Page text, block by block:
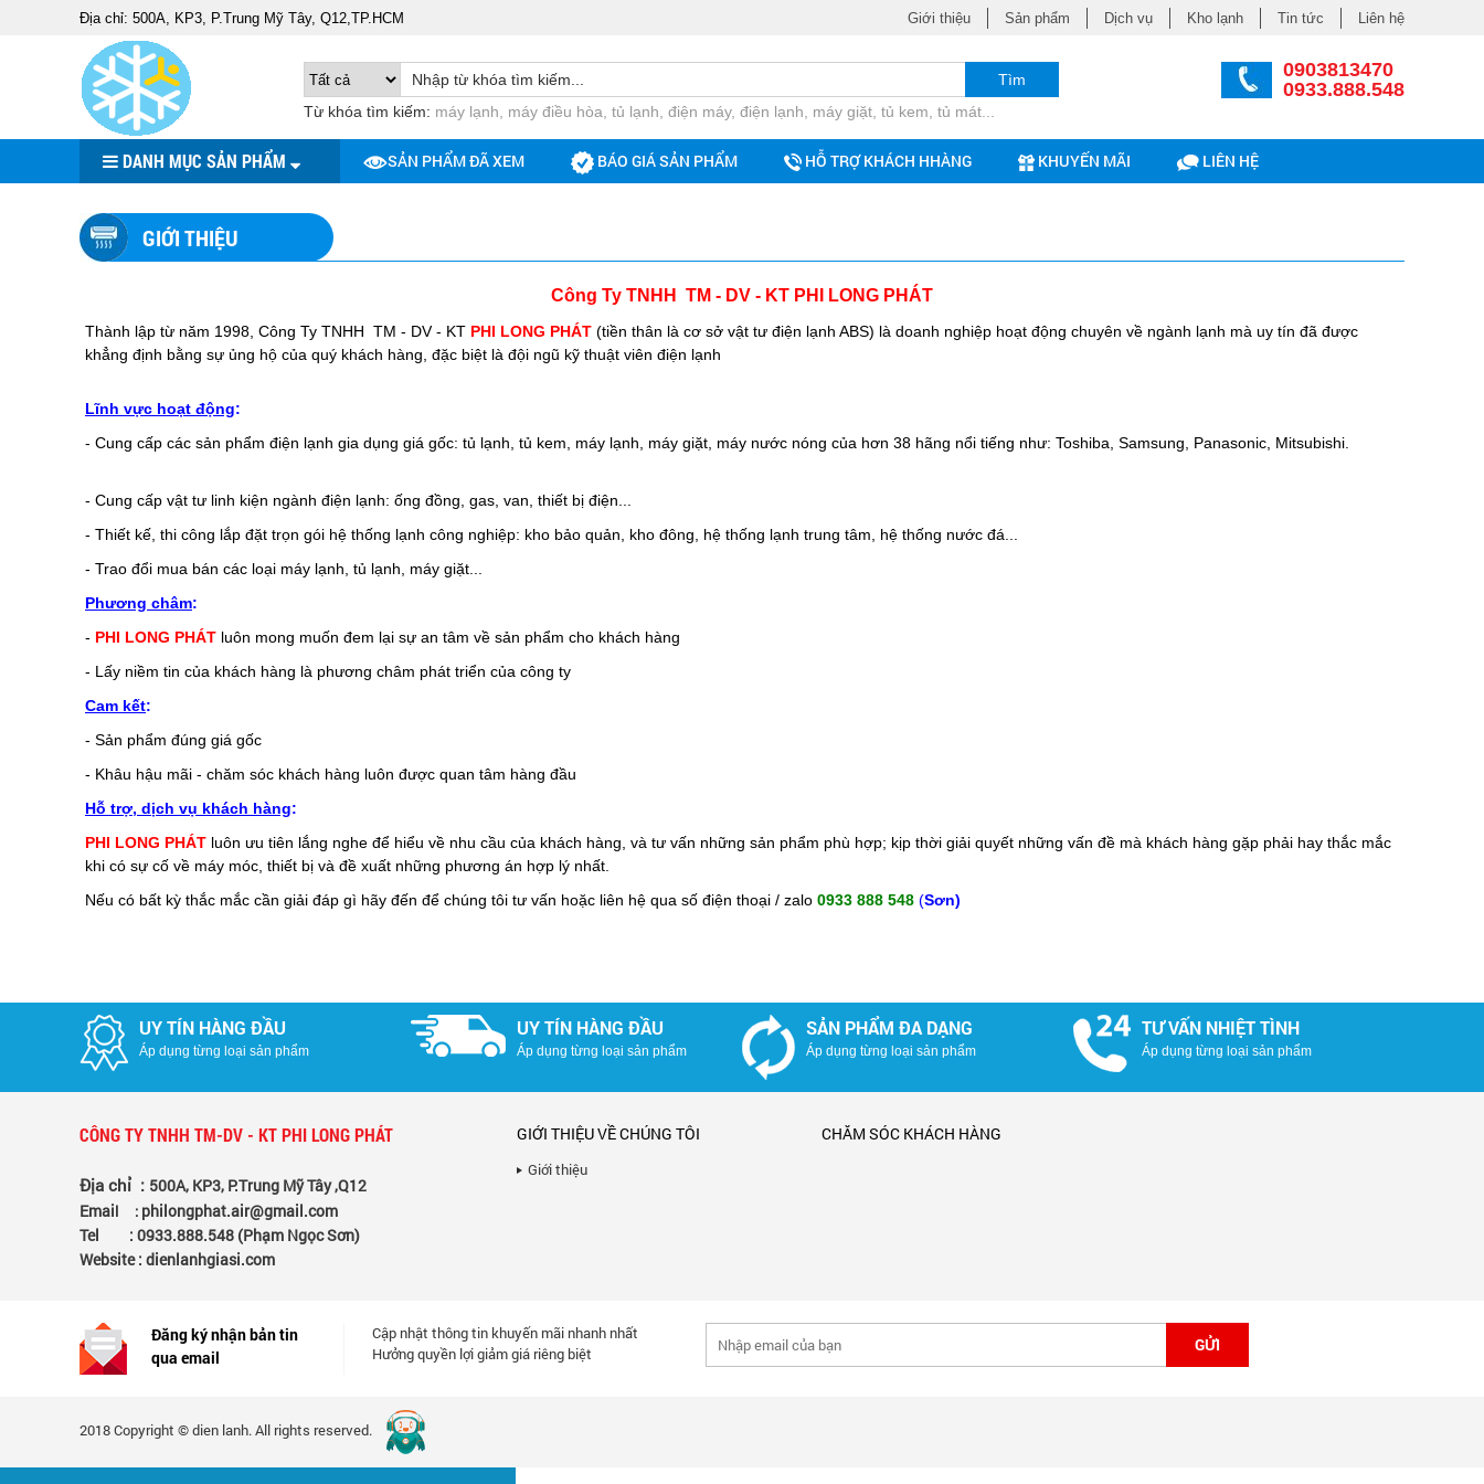
Địa chỉ: 500A, KP3, P.Trung Mỹ Tây, Q12,TP.HCM Giới thiệu Sản phẩm Dịch vụ Kho lạnh Tin tức Liên hệ
Tìm
Từ khóa tìm kiếm: máy lạnh, máy điều hòa, tủ lạnh, điện máy, điện lạnh, máy giặt, tủ kem, tủ mát...
0903813470
0933.888.548
DANH MỤC SẢN PHẨM SẢN PHẨM ĐÃ XEM BÁO GIÁ SẢN PHẨM HỖ TRỢ KHÁCH HHÀNG KHUYẾN MÃI LIÊN HỆ
GIỚI THIỆU
Công Ty TNHH TM - DV - KT PHI LONG PHÁT
Thành lập từ năm 1998, Công Ty TNHH TM - DV - KT PHI LONG PHÁT (tiền thân là cơ sở vật tư điện lạnh ABS) là doanh nghiệp hoạt động chuyên về ngành lạnh mà uy tín đã được
khẳng định bằng sự ủng hộ của quý khách hàng, đặc biệt là đội ngũ kỹ thuật viên điện lạnh
Lĩnh vực hoạt động:
- Cung cấp các sản phẩm điện lạnh gia dụng giá gốc: tủ lạnh, tủ kem, máy lạnh, máy giặt, máy nước nóng của hơn 38 hãng nổi tiếng như: Toshiba, Samsung, Panasonic, Mitsubishi.
- Cung cấp vật tư linh kiện ngành điện lạnh: ống đồng, gas, van, thiết bị điện...
- Thiết kế, thi công lắp đặt trọn gói hệ thống lạnh công nghiệp: kho bảo quản, kho đông, hệ thống lạnh trung tâm, hệ thống nước đá...
- Trao đổi mua bán các loại máy lạnh, tủ lạnh, máy giặt...
Phương châm:
- PHI LONG PHÁT luôn mong muốn đem lại sự an tâm về sản phẩm cho khách hàng
- Lấy niềm tin của khách hàng là phương châm phát triển của công ty
Cam kết:
- Sản phẩm đúng giá gốc
- Khâu hậu mãi - chăm sóc khách hàng luôn được quan tâm hàng đầu
Hỗ trợ, dịch vụ khách hàng:
PHI LONG PHÁT luôn ưu tiên lắng nghe để hiểu về nhu cầu của khách hàng, và tư vấn những sản phẩm phù hợp; kịp thời giải quyết những vấn đề mà khách hàng gặp phải hay thắc mắc
khi có sự cố về máy móc, thiết bị và đề xuất những phương án hợp lý nhất.
Nếu có bất kỳ thắc mắc cần giải đáp gì hãy đến để chúng tôi tư vấn hoặc liên hệ qua số điện thoại / zalo 0933 888 548 (Sơn)
UY TÍN HÀNG ĐẦU
Áp dụng từng loại sản phẩm
UY TÍN HÀNG ĐẦU
Áp dụng từng loại sản phẩm
SẢN PHẨM ĐA DẠNG
Áp dụng từng loại sản phẩm
TƯ VẤN NHIỆT TÌNH
Áp dụng từng loại sản phẩm
CÔNG TY TNHH TM-DV - KT PHI LONG PHÁT
Địa chỉ : 500A, KP3, P.Trung Mỹ Tây ,Q12
Email : philongphat.air@gmail.com
Tel : 0933.888.548 (Phạm Ngọc Sơn)
Website : dienlanhgiasi.com
GIỚI THIỆU VỀ CHÚNG TÔI
Giới thiệu
CHĂM SÓC KHÁCH HÀNG
Đăng ký nhận bản tin
qua email
Cập nhật thông tin khuyến mãi nhanh nhất
Hưởng quyền lợi giảm giá riêng biệt
2018 Copyright © dien lanh. All rights reserved.